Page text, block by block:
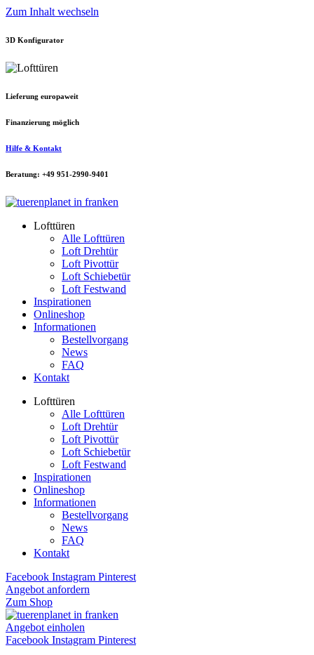
Zum Inhalt wechseln
3D Konfigurator
Lieferung europaweit
Finanzierung möglich
Hilfe & Kontakt
Beratung: +49 951-2990-9401
Lofttüren
Alle Lofttüren
Loft Drehtür
Loft Pivottür
Loft Schiebetür
Loft Festwand
Inspirationen
Onlineshop
Informationen
Bestellvorgang
News
FAQ
Kontakt
Lofttüren
Alle Lofttüren
Loft Drehtür
Loft Pivottür
Loft Schiebetür
Loft Festwand
Inspirationen
Onlineshop
Informationen
Bestellvorgang
News
FAQ
Kontakt
Facebook Instagram Pinterest
Angebot anfordern
Zum Shop
Angebot einholen
Facebook Instagram Pinterest